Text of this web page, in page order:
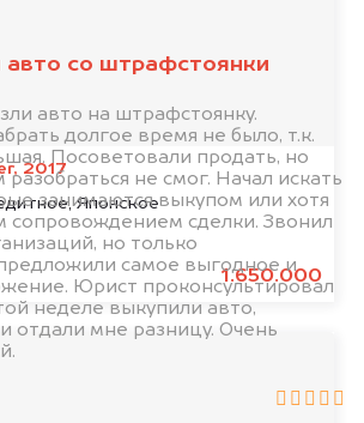
2017
Японское
1.650.000
авто со штрафстоянки
авто на штрафстоянку.
долгое время не было, т.к.
Посоветовали продать, но
не смог. Начал искать
занимаются выкупом или хотя
сопровождением сделки. Звонил
но только
предложили самое выгодное и
Юрист проконсультировал
неделе выкупили авто,
отдали мне разницу. Очень